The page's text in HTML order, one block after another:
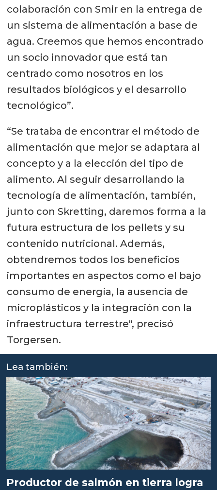
colaboración con Smir en la entrega de
un sistema de alimentación a base de
agua. Creemos que hemos encontrado
un socio innovador que está tan
centrado como nosotros en los
resultados biológicos y el desarrollo
tecnológico”.
“Se trataba de encontrar el método de
alimentación que mejor se adaptara al
concepto y a la elección del tipo de
alimento. Al seguir desarrollando la
tecnología de alimentación, también,
junto con Skretting, daremos forma a la
futura estructura de los pellets y su
contenido nutricional. Además,
obtendremos todos los beneficios
importantes en aspectos como el bajo
consumo de energía, la ausencia de
microplásticos y la integración con la
infraestructura terrestre", precisó
Torgersen.
Lea también:
Productor de salmón en tierra logra